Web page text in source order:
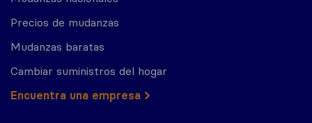
Precios de mudanzas
Mudanzas baratas
Cambiar suministros del hogar
Encuentra una empresa